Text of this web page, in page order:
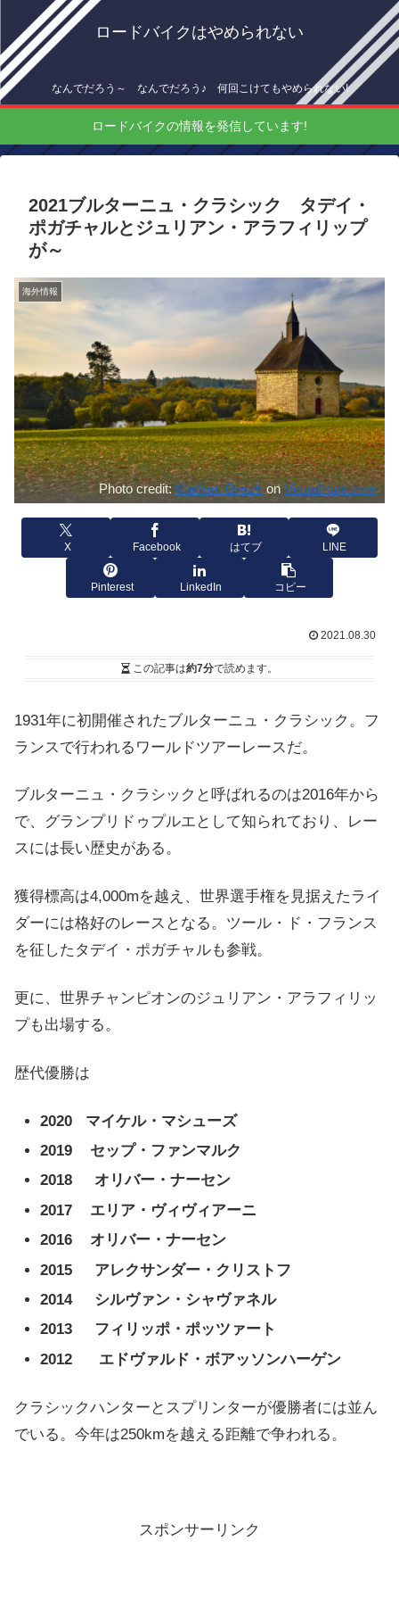
ロードバイクはやめられない
なんでだろう～ なんでだろう♪ 何回こけてもやめられない!
ロードバイクの情報を発信しています!
2021ブルターニュ・クラシック タデイ・
ポガチャルとジュリアン・アラフィリップ
が～
海外情報
Photo credit:Mathieu Breizhon VisualHunt.com
X Facebook はてブ LINE
Pinterest LinkedIn コピー
2021.08.30
この記事は約7分で読めます。
1931年に初開催されたブルターニュ・クラシック。フ
ランスで行われるワールドツアーレースだ。
ブルターニュ・クラシックと呼ばれるのは2016年から
で、グランプリドゥプルエとして知られており、レー
スには長い歴史がある。
獲得標高は4,000mを越え、世界選手権を見据えたライ
ダーには格好のレースとなる。ツール・ド・フランス
を征したタデイ・ポガチャルも参戦。
更に、世界チャンピオンのジュリアン・アラフィリッ
プも出場する。
歴代優勝は
2020 マイケル・マシューズ
2019 セップ・ファンマルク
2018 オリバー・ナーセン
2017 エリア・ヴィヴィアーニ
2016 オリバー・ナーセン
2015 アレクサンダー・クリストフ
2014 シルヴァン・シャヴァネル
2013 フィリッポ・ポッツァート
2012 エドヴァルド・ボアッソンハーゲン
クラシックハンターとスプリンターが優勝者には並ん
でいる。今年は250kmを越える距離で争われる。
スポンサーリンク